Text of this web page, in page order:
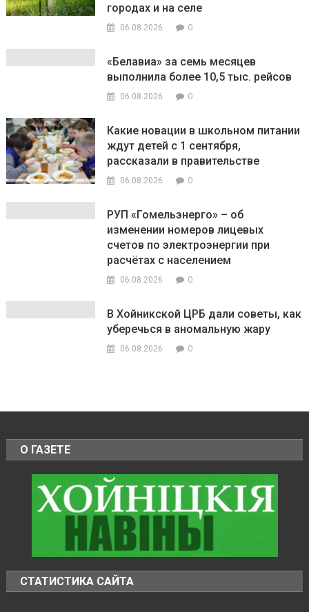
городах и на селе
06.08.2026 0
«Белавиа» за семь месяцев
выполнила более 10,5 тыс. рейсов
06.08.2026 0
Какие новации в школьном питании
ждут детей с 1 сентября,
рассказали в правительстве
06.08.2026 0
РУП «Гомельэнерго» – об
изменении номеров лицевых
счетов по электроэнергии при
расчётах с населением
06.08.2026 0
В Хойникской ЦРБ дали советы, как
уберечься в аномальную жару
06.08.2026 0
О ГАЗЕТЕ
СТАТИСТИКА САЙТА